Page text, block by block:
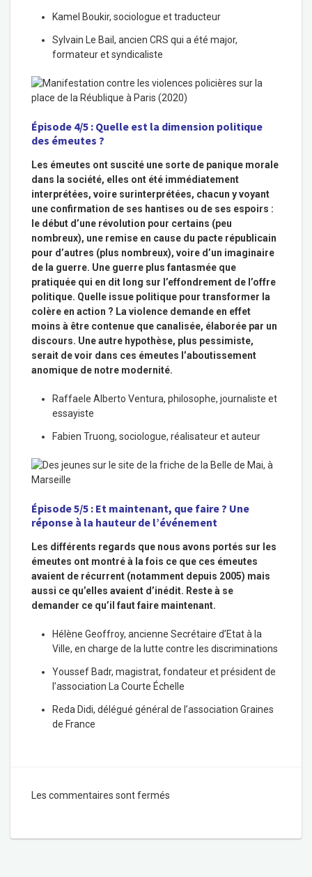
Kamel Boukir, sociologue et traducteur
Sylvain Le Bail, ancien CRS qui a été major,
formateur et syndicaliste
Épisode 4/5 : Quelle est la dimension politique
des émeutes ?
Les émeutes ont suscité une sorte de panique morale
dans la société, elles ont été immédiatement
interprétées, voire surinterprétées, chacun y voyant
une confirmation de ses hantises ou de ses espoirs :
le début d’une révolution pour certains (peu
nombreux), une remise en cause du pacte républicain
pour d’autres (plus nombreux), voire d’un imaginaire
de la guerre. Une guerre plus fantasmée que
pratiquée qui en dit long sur l’effondrement de l’offre
politique. Quelle issue politique pour transformer la
colère en action ? La violence demande en effet
moins à être contenue que canalisée, élaborée par un
discours. Une autre hypothèse, plus pessimiste,
serait de voir dans ces émeutes l’aboutissement
anomique de notre modernité.
Raffaele Alberto Ventura, philosophe, journaliste et
essayiste
Fabien Truong, sociologue, réalisateur et auteur
Épisode 5/5 : Et maintenant, que faire ? Une
réponse à la hauteur de l’événement
Les différents regards que nous avons portés sur les
émeutes ont montré à la fois ce que ces émeutes
avaient de récurrent (notamment depuis 2005) mais
aussi ce qu’elles avaient d’inédit. Reste à se
demander ce qu’il faut faire maintenant.
Hélène Geoffroy, ancienne Secrétaire d’Etat à la
Ville, en charge de la lutte contre les discriminations
Youssef Badr, magistrat, fondateur et président de
l’association La Courte Échelle
Reda Didi, délégué général de l’association Graines
de France
Les commentaires sont fermés